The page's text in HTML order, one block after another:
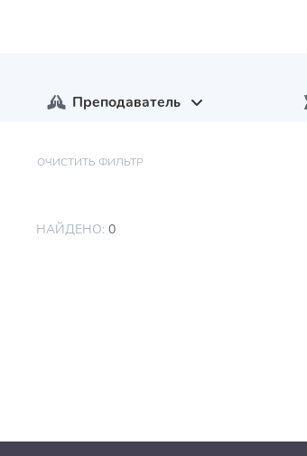
Преподаватель
ОЧИСТИТЬ ФИЛЬТР
НАЙДЕНО: 0